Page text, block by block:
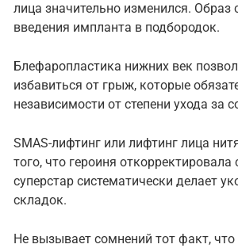
лица значительно изменился. Образ
введения импланта в подбородок.
Блефаропластика нижних век
избавиться от грыж, которые
независимости от степени ухода за
SMAS-лифтинг или лифтинг лица
того, что героиня
суперстар систематически делает
складок.
Не вызывает сомнений тот факт,